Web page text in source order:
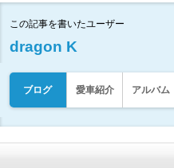
この記事を書いたユーザー
dragon K
ブログ 愛車紹介 アルバム